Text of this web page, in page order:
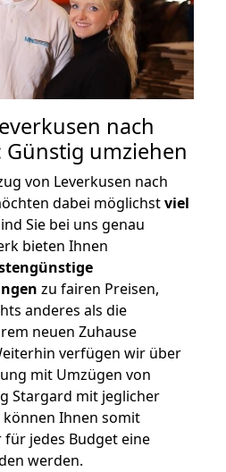
nach
Günstig umziehen
von Leverkusen nach
dabei möglichstviel
Sie bei uns genau
bieten Ihnen
zu fairen Preisen,
anderes als die
neuen Zuhause
verfügen wir über
mit Umzügen von
Stargard mit jeglicher
Ihnen somit
jedes Budget eine
werden.